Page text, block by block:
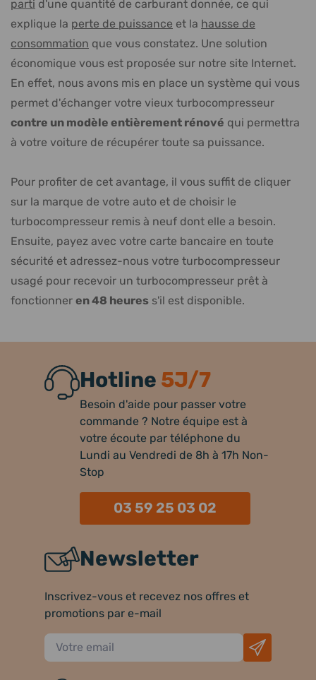
parti d'une quantité de carburant donnée, ce qui
explique la perte de puissance et la hausse de
consommation que vous constatez. Une solution
économique vous est proposée sur notre site Internet.
En effet, nous avons mis en place un système qui vous
permet d'échanger votre vieux turbocompresseur
contre un modèle entièrement rénové qui permettra
à votre voiture de récupérer toute sa puissance.
Pour profiter de cet avantage, il vous suffit de cliquer
sur la marque de votre auto et de choisir le
turbocompresseur remis à neuf dont elle a besoin.
Ensuite, payez avec votre carte bancaire en toute
sécurité et adressez-nous votre turbocompresseur
usagé pour recevoir un turbocompresseur prêt à
fonctionner en 48 heures s'il est disponible.
Hotline 5J/7
Besoin d'aide pour passer votre
commande ? Notre équipe est à
votre écoute par téléphone du
Lundi au Vendredi de 8h à 17h Non-
Stop
03 59 25 03 02
Newsletter
Inscrivez-vous et recevez nos offres et
promotions par e-mail